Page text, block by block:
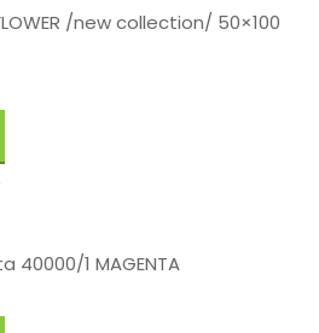
/new collection/ 50×100
40000/1 MAGENTA